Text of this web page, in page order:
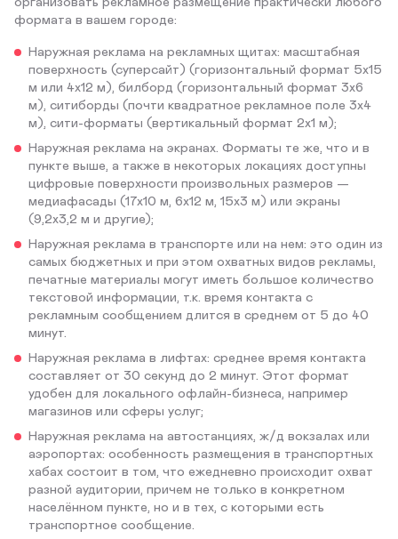
формата в вашем городе:
Наружная реклама на рекламных щитах: масштабная
поверхность (суперсайт) (горизонтальный формат 5х15
м или 4х12 м), билборд (горизонтальный формат 3х6
м), ситиборды (почти квадратное рекламное поле 3х4
м), сити-форматы (вертикальный формат 2х1 м);
Наружная реклама на экранах. Форматы те же, что и в
пункте выше, а также в некоторых локациях доступны
цифровые поверхности произвольных размеров —
медиафасады (17х10 м, 6х12 м, 15х3 м) или экраны
(9,2х3,2 м и другие);
Наружная реклама в транспорте или на нем: это один из
самых бюджетных и при этом охватных видов рекламы,
печатные материалы могут иметь большое количество
текстовой информации, т.к. время контакта с
рекламным сообщением длится в среднем от 5 до 40
минут.
Наружная реклама в лифтах: среднее время контакта
составляет от 30 секунд до 2 минут. Этот формат
удобен для локального офлайн-бизнеса, например
магазинов или сферы услуг;
Наружная реклама на автостанциях, ж/д вокзалах или
аэропортах: особенность размещения в транспортных
хабах состоит в том, что ежедневно происходит охват
разной аудитории, причем не только в конкретном
населённом пункте, но и в тех, с которыми есть
транспортное сообщение.